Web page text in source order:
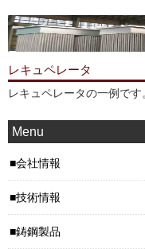
レキュペレータ
レキュペレータの一例です
Menu
会社情報
技術情報
鋳鋼製品